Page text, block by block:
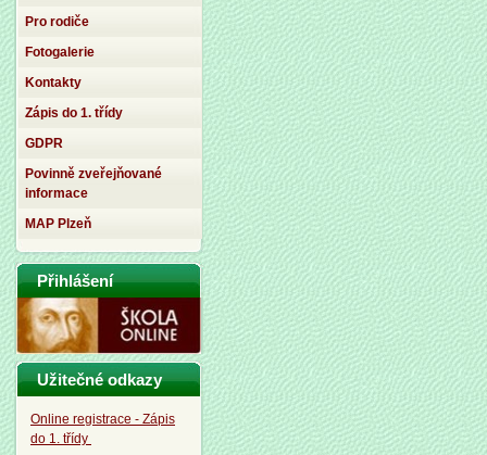
Pro rodiče
Fotogalerie
Kontakty
Zápis do 1. třídy
GDPR
Povinně zveřejňované
informace
MAP Plzeň
Přihlášení
Užitečné odkazy
Online registrace - Zápis
do 1. třídy